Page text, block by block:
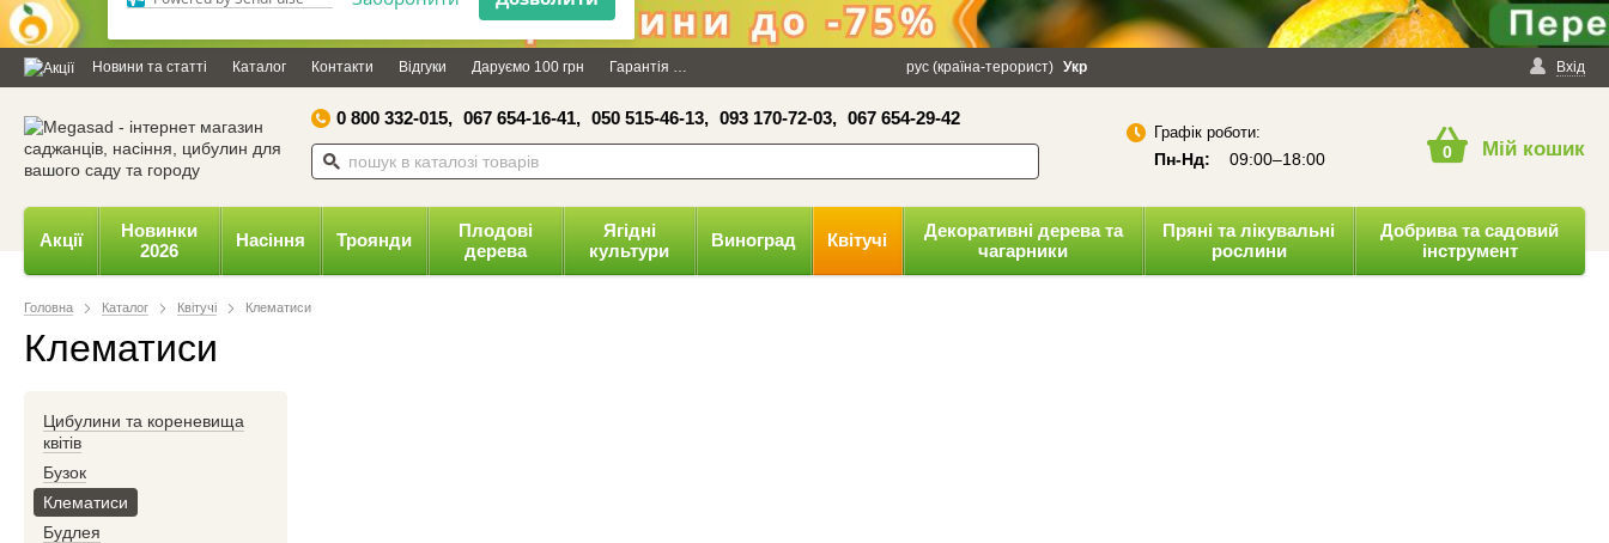
відправляти вам сповіщення на
робочий стіл.
Powered by SendPulse Заборонити Дозволити
×
Новини та статті Каталог Контакти Відгуки Даруємо 100 грн Гарантія Політика конфіденційності Вхід
рус (країна-терорист) Укр
0 800 332-015, 067 654-16-41, 050 515-46-13, 093 170-72-03, 067 654-29-42
Графік роботи:
Пн-Нд: 09:00–18:00 0 Мій кошик
Акції
Новинки
2026
Насіння Троянди
Плодові
дерева
Ягідні
культури
Виноград Квітучі
Декоративні дерева та
чагарники
Пряні та лікувальні
рослини
Добрива та садовий
інструмент
Головна Каталог Квітучі Клематиси
Клематиси
Цибулини та кореневища
квітів
Бузок
Клематиси
Будлея